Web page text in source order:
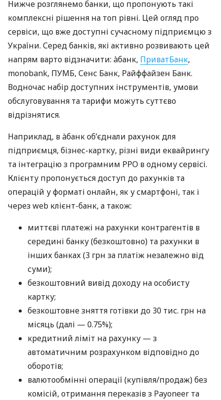
Нижче розглянемо банки, що пропонують такі
комплексні рішення на топ рівні. Цей огляд про
сервіси, що вже доступні сучасному підприємцю з
України. Серед банків, які активно розвивають цей
напрям варто відзначити: àбанк, ПриватБанк,
monobank, ПУМБ, Сенс Банк, Райффайзен Банк.
Водночас набір доступних інструментів, умови
обслуговування та тарифи можуть суттєво
відрізнятися.
Наприклад, в àбанк об’єднали рахунок для
підприємця, бізнес-картку, різні види еквайрингу
та інтеграцію з програмним РРО в одному сервісі.
Клієнту пропонується доступ до рахунків та
операцій у форматі онлайн, як у смартфоні, так і
через web клієнт-банк, а також:
миттєві платежі на рахунки контрагентів в
середині банку (безкоштовно) та рахунки в
інших банках (3 грн за платіж незалежно від
суми);
безкоштовний вивід доходу на особисту
картку;
безкоштовне зняття готівки до 30 тис. грн на
місяць (далі — 0.75%);
кредитний ліміт на рахунку — з
автоматичним розрахунком відповідно до
оборотів;
валютообмінні операції (купівля/продаж) без
комісій, отримання переказів з Payoneer та